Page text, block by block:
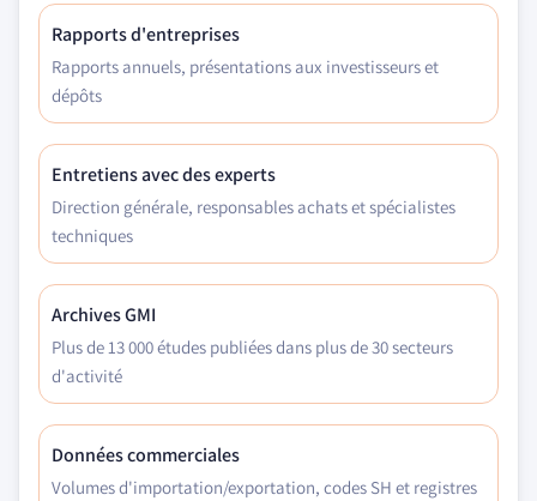
Rapports d'entreprises
Rapports annuels, présentations aux investisseurs et
dépôts
Entretiens avec des experts
Direction générale, responsables achats et spécialistes
techniques
Archives GMI
Plus de 13 000 études publiées dans plus de 30 secteurs
d'activité
Données commerciales
Volumes d'importation/exportation, codes SH et registres